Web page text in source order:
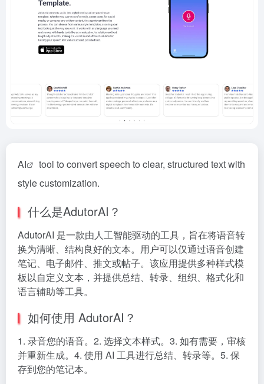
AI
tool to convert speech to clear, structured text with
style customization.
什么是AdutorAI？
AdutorAI 是一款由人工智能驱动的工具，旨在将语音转
换为清晰、结构良好的文本。用户可以仅通过语音创建
笔记、电子邮件、推文或帖子。该应用提供多种样式模
板以自定义文本，并提供总结、转录、组织、格式化和
语言辅助等工具。
如何使用 AdutorAI？
1. 录音您的语音。2. 选择文本样式。3. 如有需要，审核
并重新生成。4. 使用 AI 工具进行总结、转录等。5. 保
存到您的笔记本。